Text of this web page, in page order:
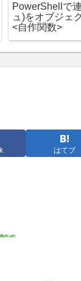
PowerShellで
ュ)をオブジェ
<自作関数>
はてブ